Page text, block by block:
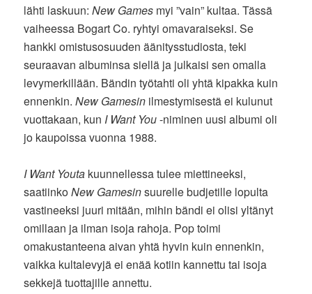
lähti laskuun:New Games myi ”vain” kultaa. Tässä
vaiheessa Bogart Co. ryhtyi omavaraiseksi. Se
hankki omistusosuuden äänitysstudiosta, teki
seuraavan albuminsa siellä ja julkaisi sen omalla
levymerkillään. Bändin työtahti oli yhtä kipakka kuin
ennenkin.New Gamesin ilmestymisestä ei kulunut
vuottakaan, kun I Want You-niminen uusi albumi oli
jo kaupoissa vuonna 1988.
I Want Youta kuunnellessa tulee miettineeksi,
saatiinkoNew Gamesinsuurelle budjetille lopulta
vastineeksi juuri mitään, mihin bändi ei olisi yltänyt
omillaan ja ilman isoja rahoja. Pop toimi
omakustanteena aivan yhtä hyvin kuin ennenkin,
vaikka kultalevyjä ei enää kotiin kannettu tai isoja
sekkejä tuottajille annettu.